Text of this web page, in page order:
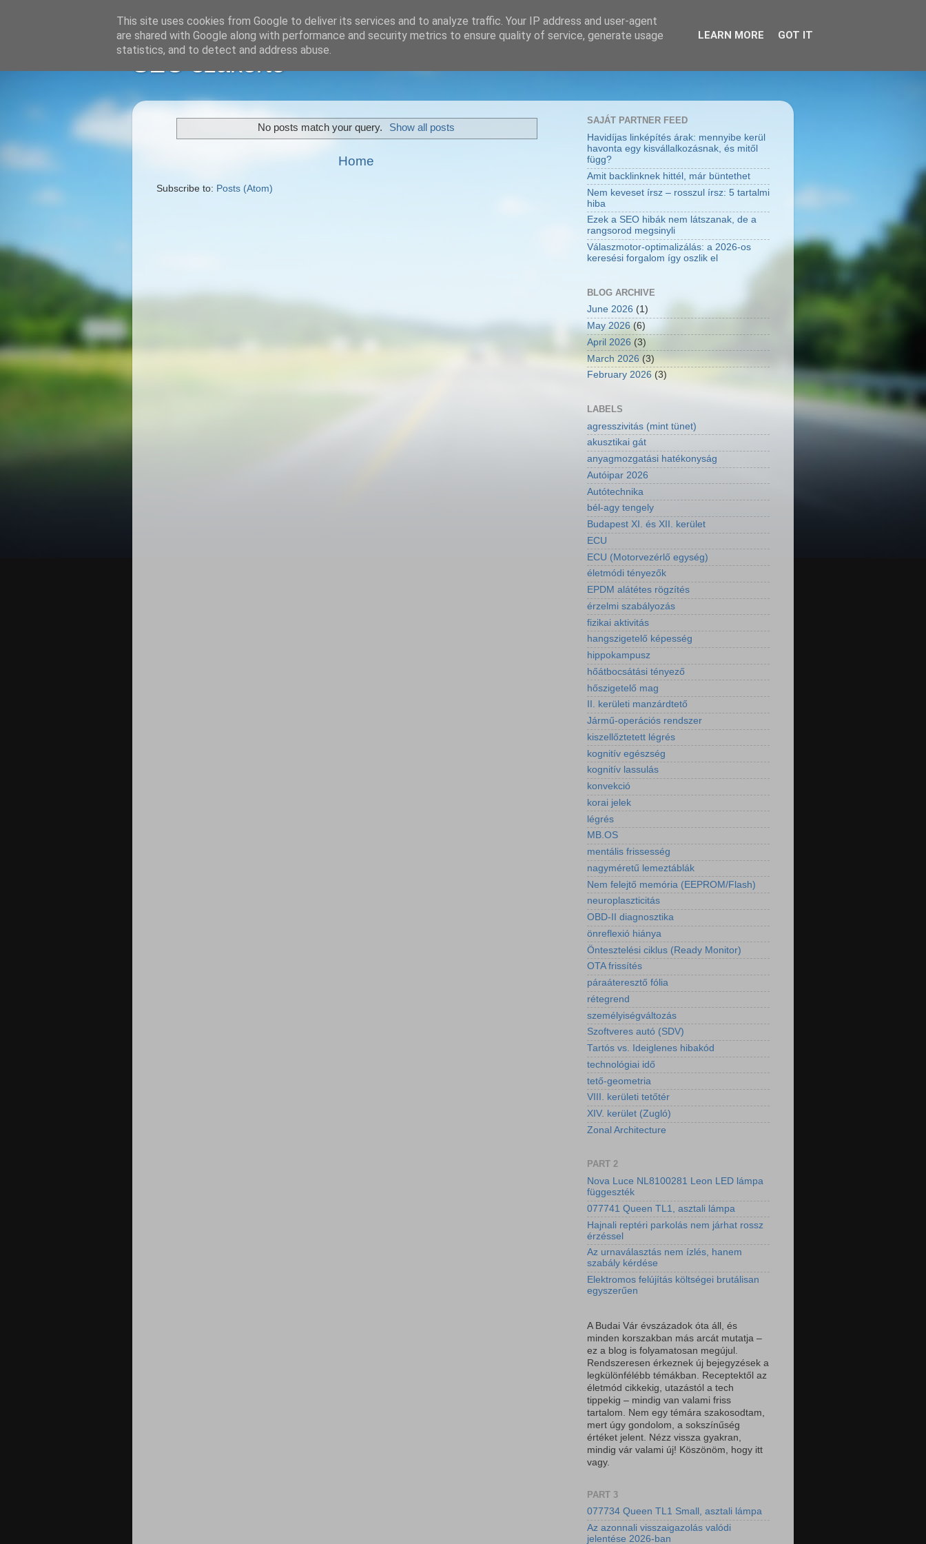
SEO szakértő
No posts match your query. Show all posts
Home
Subscribe to: Posts (Atom)
SAJÁT PARTNER FEED
Havidíjas linképítés árak: mennyibe kerül
havonta egy kisvállalkozásnak, és mitől
függ?
Amit backlinknek hittél, már büntethet
Nem keveset írsz – rosszul írsz: 5 tartalmi
hiba
Ezek a SEO hibák nem látszanak, de a
rangsorod megsinyli
Válaszmotor-optimalizálás: a 2026-os
keresési forgalom így oszlik el
BLOG ARCHIVE
June 2026 (1)
May 2026 (6)
April 2026 (3)
March 2026 (3)
February 2026 (3)
LABELS
agresszivitás (mint tünet)
akusztikai gát
anyagmozgatási hatékonyság
Autóipar 2026
Autótechnika
bél-agy tengely
Budapest XI. és XII. kerület
ECU
ECU (Motorvezérlő egység)
életmódi tényezők
EPDM alátétes rögzítés
érzelmi szabályozás
fizikai aktivitás
hangszigetelő képesség
hippokampusz
hőátbocsátási tényező
hőszigetelő mag
II. kerületi manzárdtető
Jármű-operációs rendszer
kiszellőztetett légrés
kognitív egészség
kognitív lassulás
konvekció
korai jelek
légrés
MB.OS
mentális frissesség
nagyméretű lemeztáblák
Nem felejtő memória (EEPROM/Flash)
neuroplaszticitás
OBD-II diagnosztika
önreflexió hiánya
Öntesztelési ciklus (Ready Monitor)
OTA frissítés
páraáteresztő fólia
rétegrend
személyiségváltozás
Szoftveres autó (SDV)
Tartós vs. Ideiglenes hibakód
technológiai idő
tető-geometria
VIII. kerületi tetőtér
XIV. kerület (Zugló)
Zonal Architecture
PART 2
Nova Luce NL8100281 Leon LED lámpa
függeszték
077741 Queen TL1, asztali lámpa
Hajnali reptéri parkolás nem járhat rossz
érzéssel
Az urnaválasztás nem ízlés, hanem
szabály kérdése
Elektromos felújítás költségei brutálisan
egyszerűen
A Budai Vár évszázadok óta áll, és
minden korszakban más arcát mutatja –
ez a blog is folyamatosan megújul.
Rendszeresen érkeznek új bejegyzések a
legkülönfélébb témákban. Receptektől az
életmód cikkekig, utazástól a tech
tippekig – mindig van valami friss
tartalom. Nem egy témára szakosodtam,
mert úgy gondolom, a sokszínűség
értéket jelent. Nézz vissza gyakran,
mindig vár valami új! Köszönöm, hogy itt
vagy.
PART 3
077734 Queen TL1 Small, asztali lámpa
Az azonnali visszaigazolás valódi
jelentése 2026-ban
This site uses cookies from Google to deliver its services and to analyze traffic. Your IP address and user-agent
are shared with Google along with performance and security metrics to ensure quality of service, generate usage
statistics, and to detect and address abuse.
LEARN MORE GOT IT